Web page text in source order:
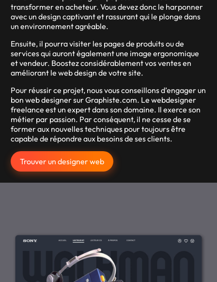
transformer en acheteur. Vous devez donc le harponner
avec un design captivant et rassurant qui le plonge dans
un environnement agréable.
Ensuite, il pourra visiter les pages de produits ou de
services qui auront également une image ergonomique
et vendeur. Boostez considérablement vos ventes en
améliorant le web design de votre site.
Pour réussir ce projet, nous vous conseillons d’engager un
bon web designer sur Graphiste.com. Le webdesigner
freelance est un expert dans son domaine. Il exerce son
métier par passion. Par conséquent, il ne cesse de se
former aux nouvelles techniques pour toujours être
capable de répondre aux besoins de ses clients.
Trouver un designer web